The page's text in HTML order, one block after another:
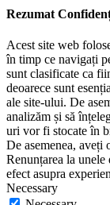
Rezumat
Acest site web
în timp ce navigați
sunt clasificate ca
deoarece sunt
ale site-ului. De
analizăm și să
uri vor fi stocate în
De asemenea, aveți
Renunțarea la unele
efect asupra
Necessary